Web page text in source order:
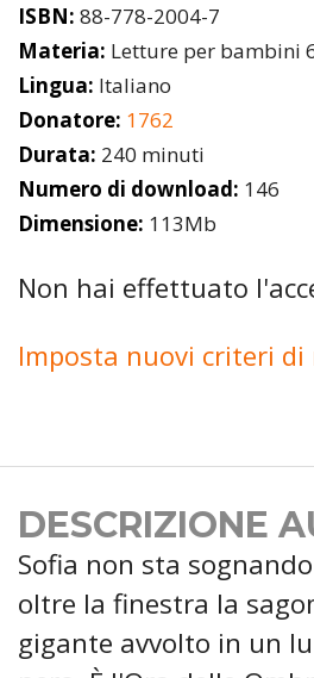
ISBN: 88-778-2004-7
Materia: Letture per bambini
Lingua: Italiano
Donatore: 1762
Durata: 240 minuti
Numero di download: 146
Dimensione: 113Mb
Non hai effettuato
Imposta nuovi criteri di
DESCRIZIONE
Sofia non sta
oltre la finestra la
gigante avvolto in un